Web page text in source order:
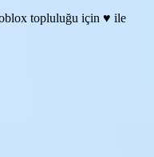
topluluğu için ♥ ile